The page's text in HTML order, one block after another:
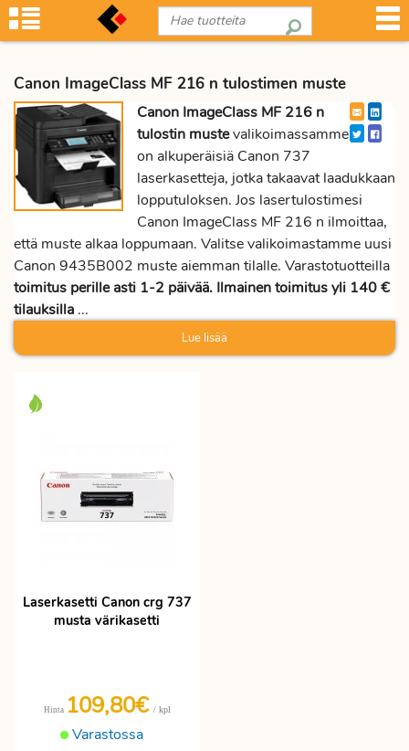
Canon ImageClass MF 216 n tulostimen muste
Canon ImageClass MF 216 n
tulostin mustevalikoimassamme
on alkuperäisiä Canon 737
laserkasetteja, jotka takaavat laadukkaan
lopputuloksen. Jos lasertulostimesi
Canon ImageClass MF 216 n ilmoittaa,
että muste alkaa loppumaan. Valitse valikoimastamme uusi
Canon 9435B002 muste aiemman tilalle. Varastotuotteilla
toimitus perille asti 1-2 päivää. Ilmainen toimitus yli 140 €
tilauksilla ...
Lue lisää
Laserkasetti Canon crg 737
musta värikasetti
Varastossa
Hinta 109,80€ / kpl